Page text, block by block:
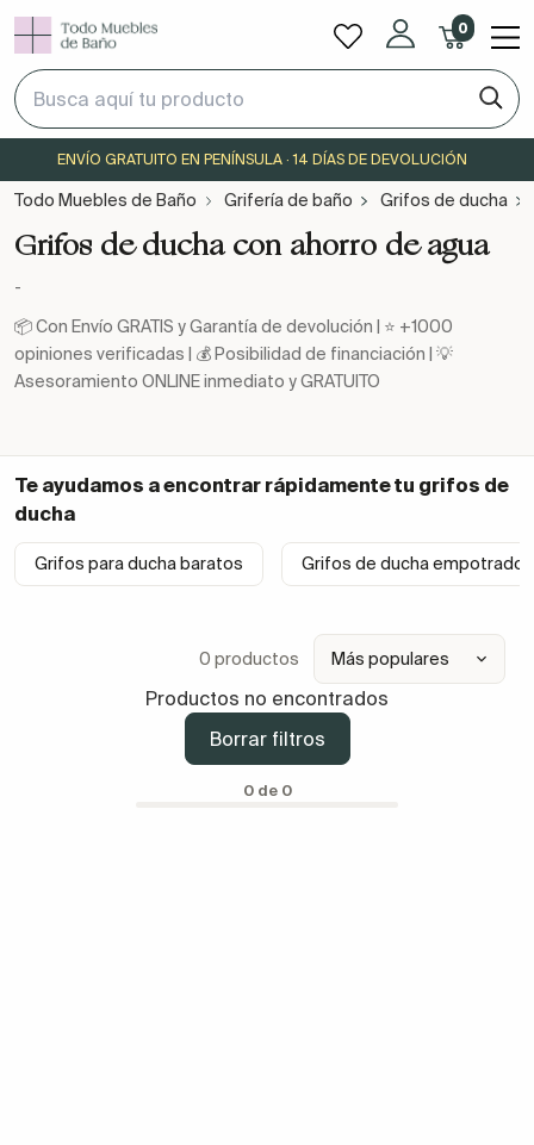
0
ENVÍO GRATUITO EN PENÍNSULA · 14 DÍAS DE DEVOLUCIÓN
Todo Muebles de Baño Grifería de baño Grifos de ducha
Grifos de ducha con ahorro de agua
-
📦 Con Envío GRATIS y Garantía de devolución | ⭐ +1000
opiniones verificadas | 💰 Posibilidad de financiación | 💡
Asesoramiento ONLINE inmediato y GRATUITO
Te ayudamos a encontrar rápidamente tu grifos de
ducha
Grifos para ducha baratos Grifos de ducha empotrados
0 productos
Productos no encontrados
Borrar filtros
0 de 0